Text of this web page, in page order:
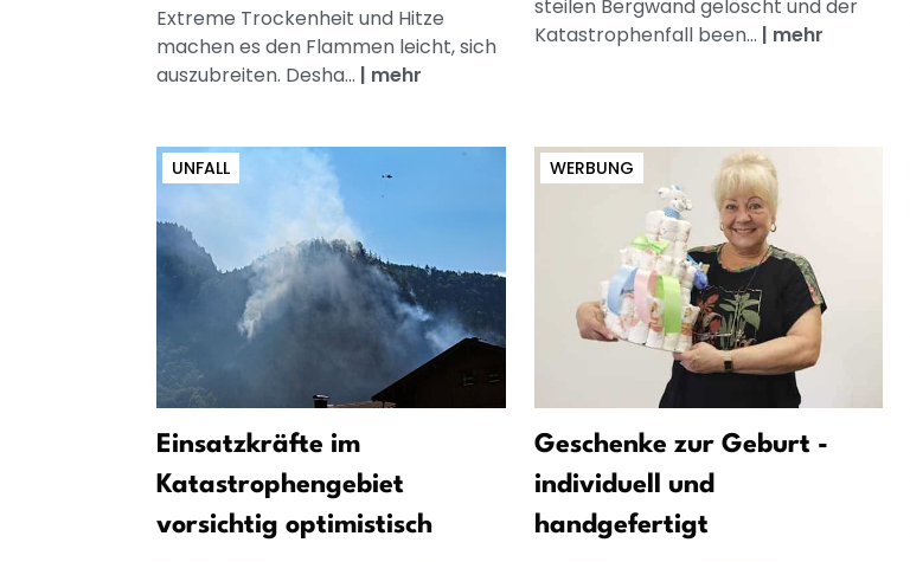
Extreme Trockenheit und Hitze
machen es den Flammen leicht, sich
auszubreiten. Desha... | mehr
steilen Bergwand gelöscht und der
Katastrophenfall been... | mehr
UNFALL
Einsatzkräfte im
Katastrophengebiet
vorsichtig optimistisch
WERBUNG
Geschenke zur Geburt -
individuell und
handgefertigt